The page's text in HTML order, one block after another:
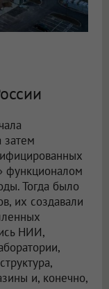
функционалом
Тогда было
их создавали
НИИ,
и, конечно,